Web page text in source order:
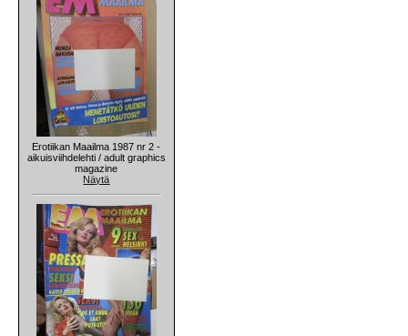
Erotiikan Maailma 1987 nr 2 -
aikuisviihdelehti / adult graphics
magazine
Näytä